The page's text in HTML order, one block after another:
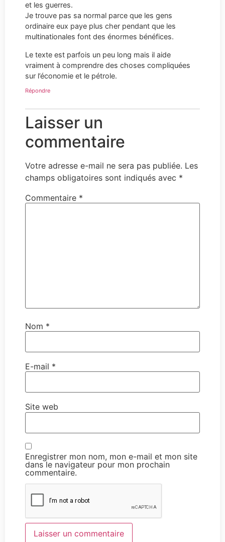
et les guerres.
Je trouve pas sa normal parce que les gens
ordinaire eux paye plus cher pendant que les
multinationales font des énormes bénéfices.
Le texte est parfois un peu long mais il aide
vraiment à comprendre des choses compliquées
sur l’économie et le pétrole.
Répondre
Laisser un
commentaire
Votre adresse e-mail ne sera pas publiée. Les
champs obligatoires sont indiqués avec *
Commentaire *
Nom *
E-mail *
Site web
Enregistrer mon nom, mon e-mail et mon site
dans le navigateur pour mon prochain
commentaire.